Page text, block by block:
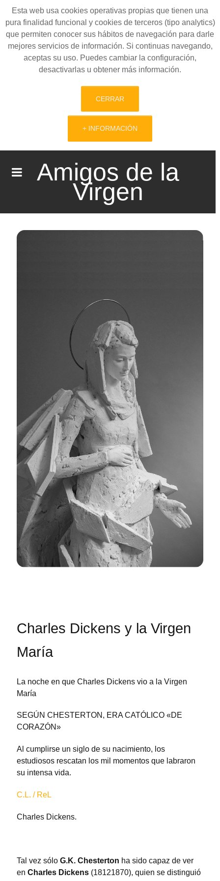
Esta web usa cookies operativas propias que tienen una
pura finalidad funcional y cookies de terceros (tipo analytics)
que permiten conocer sus hábitos de navegación para darle
mejores servicios de información. Si continuas navegando,
aceptas su uso. Puedes cambiar la configuración,
desactivarlas u obtener más información.
CERRAR
+ INFORMACIÓN
Amigos de la
Virgen
Charles Dickens y la Virgen
María
La noche en que Charles Dickens vio a la Virgen
María
SEGÚN CHESTERTON, ERA CATÓLICO «DE
CORAZÓN»
Al cumplirse un siglo de su nacimiento, los
estudiosos rescatan los mil momentos que labraron
su intensa vida.
C.L. / ReL
Charles Dickens.
Tal vez sólo G.K. Chesterton ha sido capaz de ver
en Charles Dickens (18121870), quien se distinguió